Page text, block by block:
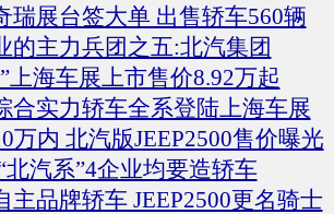
瑞展台签大单 出售轿车560辆
的主力兵团之五:北汽集团
上海车展上市售价8.92万起
合实力轿车全系登陆上海车展
万内 北汽版JEEP2500售价曝光
北汽系”4企业均要造轿车
主品牌轿车 JEEP2500更名骑士